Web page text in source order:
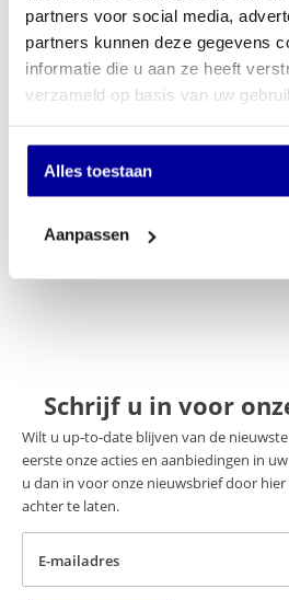
partners voor social media,
partners kunnen deze gegevens
informatie die u aan ze heeft
verzameld op basis van uw
Alles toestaan
Aanpassen
Op
Specificaties
Merk
Schrijf u in voor
Wilt u up-to-date blijven van de
eerste onze acties en aanbiedingen in
u dan in voor onze nieuwsbrief door
achter te laten.
E-mailadres